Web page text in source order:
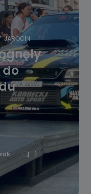
JAROCIN
do
1